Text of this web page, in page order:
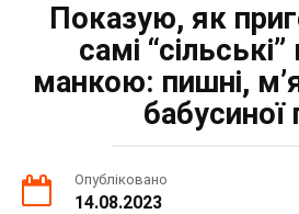
Показую, як
самі
манкою: пишні,
бабусиної
Опубліковано
14.08.2023